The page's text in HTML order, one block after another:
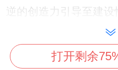
逆的创造力引导至建
业领域取得权威性的认
那「驿马」星入驻事
打开剩余